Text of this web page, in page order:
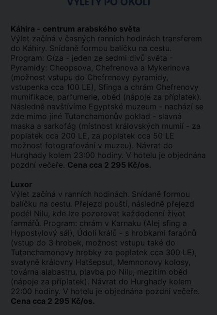
Káhira - centrum arabského světa
Výlet začíná v časných ranních hodinách transferem
do Káhiry. Snídaně formou balíčku na cestu.
Program: Gíza - jeden ze sedmi divů světa -
Pyramidy: Cheopsova, Chefrenova a Mykerinova
(možnost vstupu do Chefrenovy pyramidy,
vstupenka cca 100 LE), Sfinga a chrám Chefrenovy
mumifikace, parfumerie, oběd (nápoje za příplatek).
Následně navštívíme Egyptské muzeum - nachází se
zde mimo jiné Tutanchamonův poklad - slavná
maska ​​a sarkofág (místnost královských mumií - za
poplatek cca 200 LE, za poplatek cca 50 LE
možnost fotografování v muzeu). Návrat do
Hurghady kolem 23:00 hodiny. V hotelu je objednána
pozdní večeře. Cena cca 2 295 Kč/os.
Luxor
Výlet začíná v ranních hodinách. Snídaně formou
balíčku na cestu. Přejezd pouští, následně přejezd
podél Nilu, kde lze pozorovat každodenní život
farmářů. Program: chrám v Karnaku (Alej sfing a
Hypostylový sál), Údolí králů - s hrobkami faraónů
(vstup do 3 hrobek, možnost vstupu také do
Tutanchamonovy hrobky za poplatek cca 300 LE),
svatyně královny Hatšepsut, Memnonovy kolosy,
továrna alabastru, plavba po Nilu, mezitím oběd
(nápoje za příplatek). Návrat do Hurghady kolem
22:00 hodiny. V hotelu je objednána pozdní večeře.
Cena cca 2 295 Kč/os.